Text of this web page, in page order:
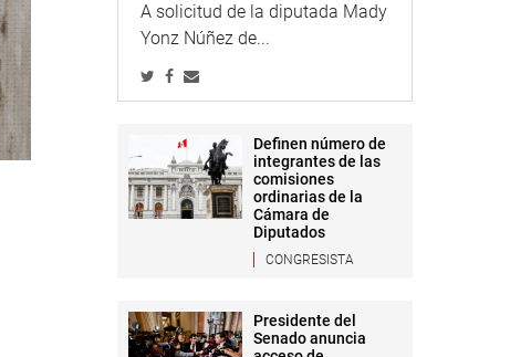
A solicitud de la diputada Mady
Yonz Núñez de...
Definen número de
integrantes de las
comisiones
ordinarias de la
Cámara de
Diputados
CONGRESISTA
Presidente del
Senado anuncia